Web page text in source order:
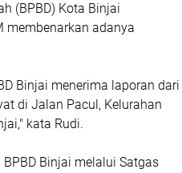
(BPBD) Kota Binjai
membenarkan adanya
Binjai menerima laporan dari
di Jalan Pacul, Kelurahan
kata Rudi.
Binjai melalui Satgas